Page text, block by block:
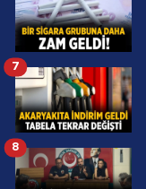
7
8